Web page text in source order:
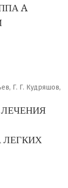
A
Г. Г. Кудряшов,
ЛЕГКИХ